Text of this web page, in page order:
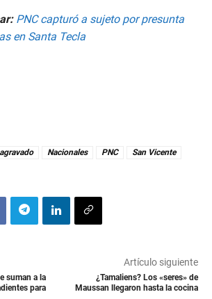
PNC capturó a sujeto por presunta
en Santa Tecla
Nacionales PNC
San Vicente
suman a la
para
Artículo siguiente
¿Tamaliens? Los «seres» de
Maussan llegaron hasta la cocina